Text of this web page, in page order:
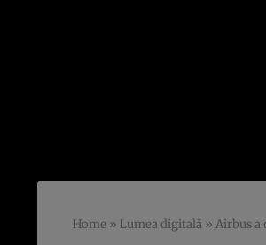
Home » Lumea digitală » Airbus a